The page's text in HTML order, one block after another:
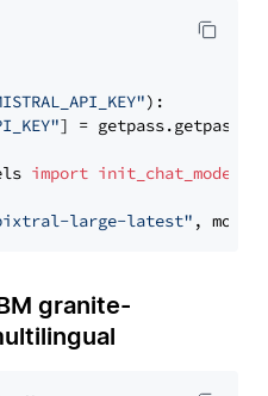
):
] = getpass.getpass(
import init_chat_model
large-latest" ,
granite-